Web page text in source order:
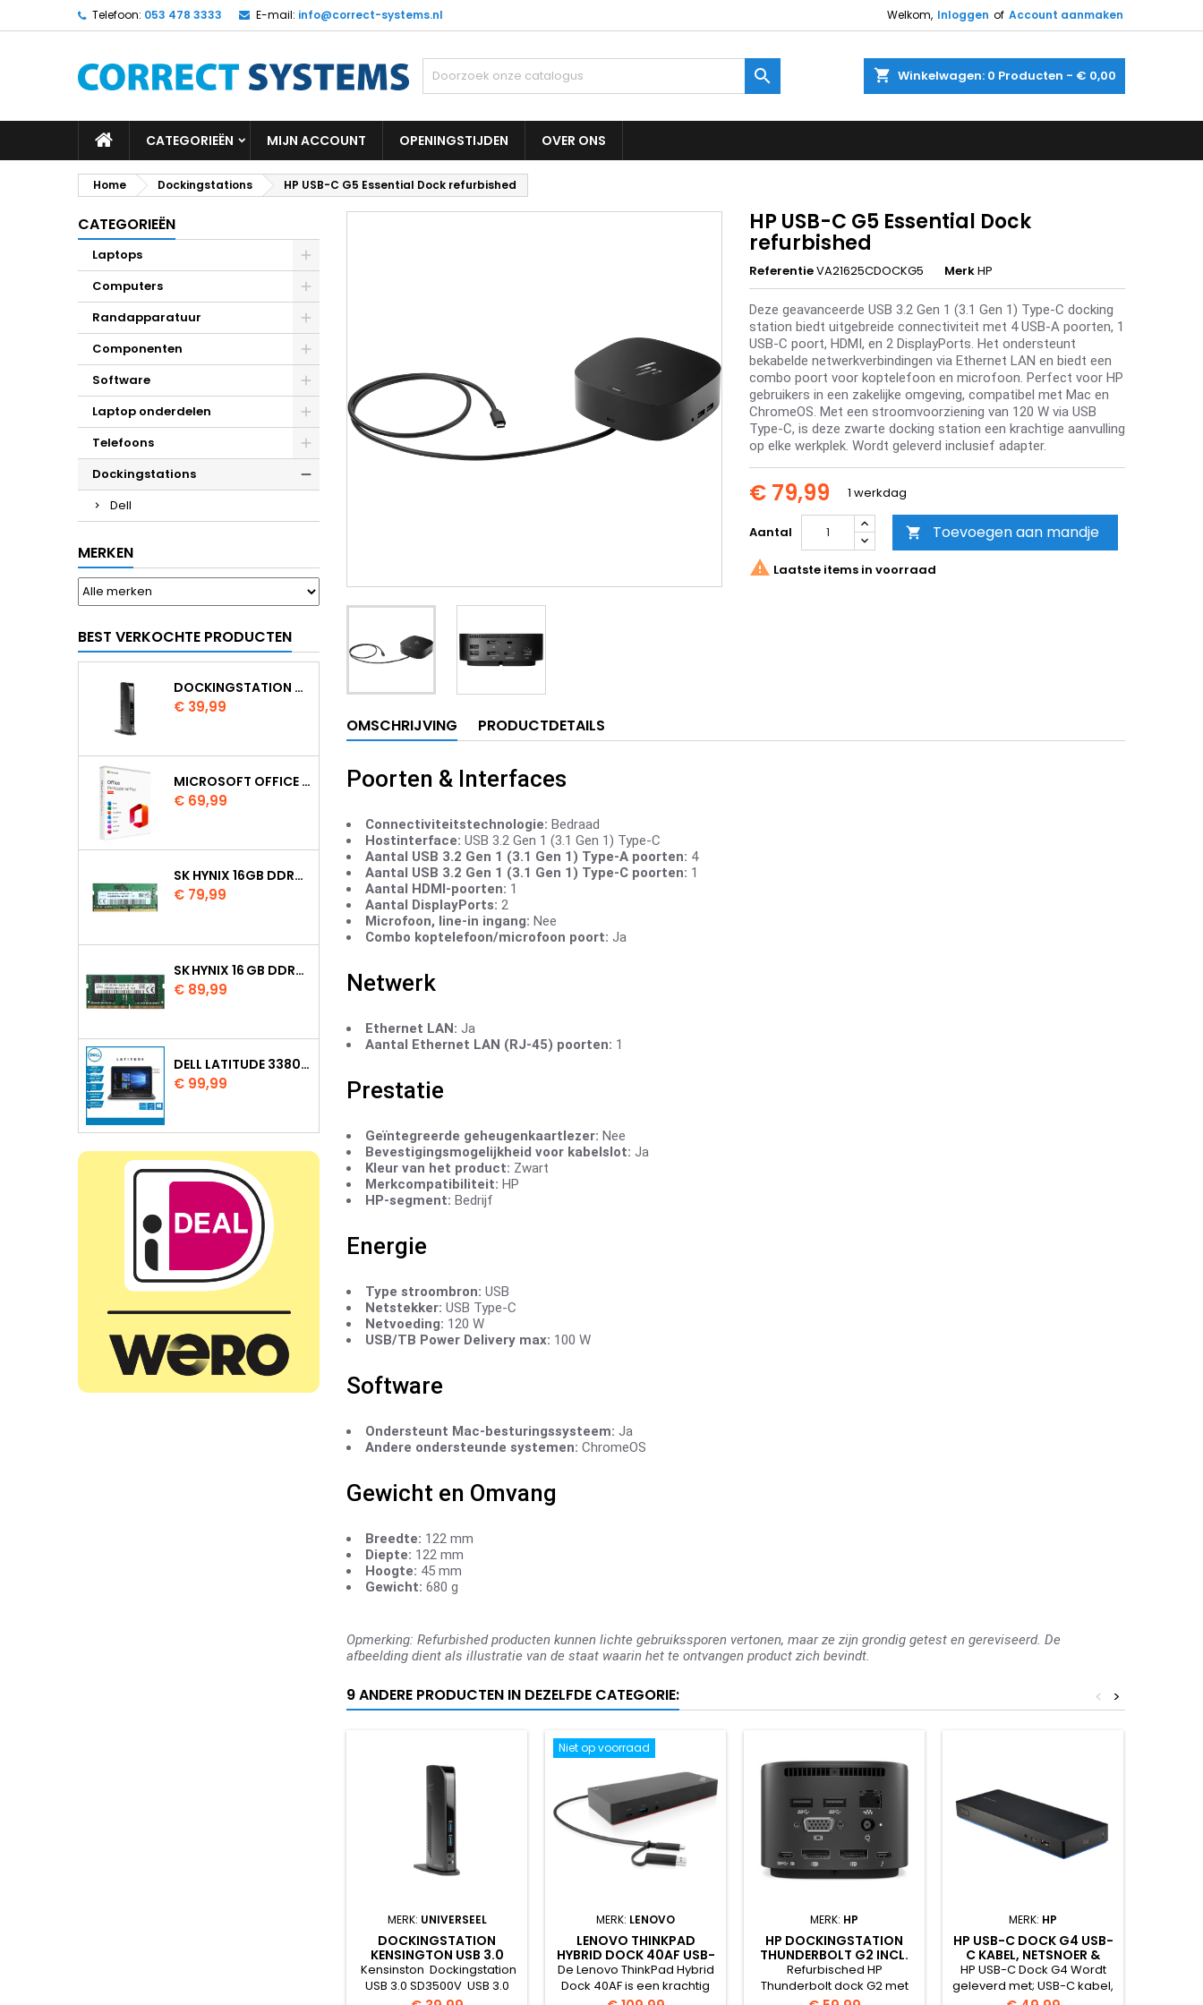
Telefoon: 053 478 3333 E-mail: info@correct-systems.nl Welkom, Inloggen of Account aanmaken
shopping_cart Winkelwagen: 0 Producten - € 0,00

CATEGORIEËN MIJN ACCOUNT OPENINGSTIJDEN OVER ONS
Home Dockingstations HP USB-C G5 Essential Dock refurbished
CATEGORIEËN
Laptops
Computers
Randapparatuur
Componenten
Software
Laptop onderdelen
Telefoons
Dockingstations
Dell
MERKEN
BEST VERKOCHTE PRODUCTEN
DOCKINGSTATION KENSINGTON USB 3.0 SD3500V
Prijs
€ 39,99
MICROSOFT OFFICE 2024 PROFESSIONAL PLUS
Prijs
€ 69,99
SK HYNIX 16GB DDR4 3200MHZ SO DIMM HMAA2GS6AJR8N XN
Prijs
€ 79,99
SK HYNIX 16 GB DDR4 3200 MHZ SODIMM
Prijs
€ 89,99
DELL LATITUDE 3380 INTEL CORE I5 7200U 8GB 128GB SSD W11 PRO
Prijs
€ 99,99
HP USB-C G5 Essential Dock
refurbished
ReferentieVA21625CDOCKG5 MerkHP
Deze geavanceerde USB 3.2 Gen 1 (3.1 Gen 1) Type-C docking
station biedt uitgebreide connectiviteit met 4 USB-A poorten, 1
USB-C poort, HDMI, en 2 DisplayPorts. Het ondersteunt
bekabelde netwerkverbindingen via Ethernet LAN en biedt een
combo poort voor koptelefoon en microfoon. Perfect voor HP
gebruikers in een zakelijke omgeving, compatibel met Mac en
ChromeOS. Met een stroomvoorziening van 120 W via USB
Type-C, is deze zwarte docking station een krachtige aanvulling
op elke werkplek. Wordt geleverd inclusief adapter.
€ 79,99 1 werkdag
Aantal  Toevoegen aan mandje
 Laatste items in voorraad
OMSCHRIJVING PRODUCTDETAILS
Poorten & Interfaces
Connectiviteitstechnologie: Bedraad
Hostinterface: USB 3.2 Gen 1 (3.1 Gen 1) Type-C
Aantal USB 3.2 Gen 1 (3.1 Gen 1) Type-A poorten: 4
Aantal USB 3.2 Gen 1 (3.1 Gen 1) Type-C poorten: 1
Aantal HDMI-poorten: 1
Aantal DisplayPorts: 2
Microfoon, line-in ingang: Nee
Combo koptelefoon/microfoon poort: Ja
Netwerk
Ethernet LAN: Ja
Aantal Ethernet LAN (RJ-45) poorten: 1
Prestatie
Geïntegreerde geheugenkaartlezer: Nee
Bevestigingsmogelijkheid voor kabelslot: Ja
Kleur van het product: Zwart
Merkcompatibiliteit: HP
HP-segment: Bedrijf
Energie
Type stroombron: USB
Netstekker: USB Type-C
Netvoeding: 120 W
USB/TB Power Delivery max: 100 W
Software
Ondersteunt Mac-besturingssysteem: Ja
Andere ondersteunde systemen: ChromeOS
Gewicht en Omvang
Breedte: 122 mm
Diepte: 122 mm
Hoogte: 45 mm
Gewicht: 680 g
Opmerking: Refurbished producten kunnen lichte gebruikssporen vertonen, maar ze zijn grondig getest en gereviseerd. De
afbeelding dient als illustratie van de staat waarin het te ontvangen product zich bevindt.
9 ANDERE PRODUCTEN IN DEZELFDE CATEGORIE: >
<
MERK: UNIVERSEEL
DOCKINGSTATION
KENSINGTON USB 3.0
SD3500V
Kensinston Dockingstation
USB 3.0 SD3500V USB 3.0
Aansluitingen: 2x USB 3.0 4x
Niet op voorraad
MERK: LENOVO
LENOVO THINKPAD
HYBRID DOCK 40AF USB-
C DOCKING STATION
REFURBISHED
De Lenovo ThinkPad Hybrid
Dock 40AF is een krachtig
en veelzijdig docking
MERK: HP
HP DOCKINGSTATION
THUNDERBOLT G2 INCL.
ADAPTER EN NETSNOER
Refurbisched HP
Thunderbolt dock G2 met
combokabel Het kleine,
MERK: HP
HP USB-C DOCK G4 USB-
C KABEL, NETSNOER &
POWER ADAPTER (90-
WATT)
HP USB-C Dock G4 Wordt
geleverd met; USB-C kabel,
netsnoer &amp; power